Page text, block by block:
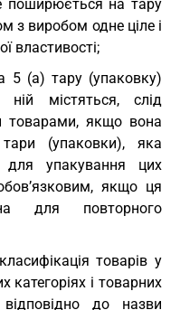
поширюється на тару
з виробом одне ціле і
властивості;
5 (a) тару (упаковку)
містяться, слід
товарами, якщо вона
(упаковки), яка
для упакування цих
якщо ця
для повторного
товарів у
категоріях і товарних
відповідно до назви